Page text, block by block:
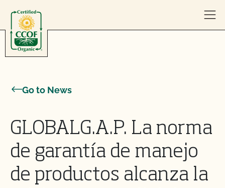
Go to News
GLOBALG.A.P. La norma
de garantía de manejo
de productos alcanza la